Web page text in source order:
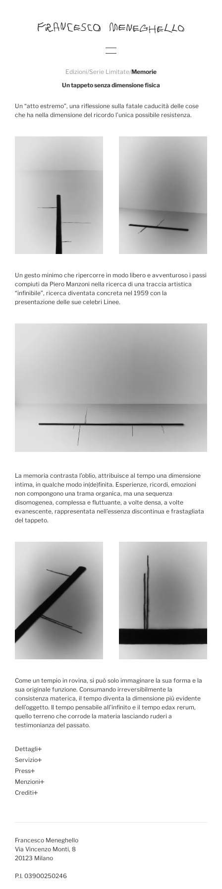
Un tappeto senza dimensione fisica
Edizioni/Serie Limitate/Memorie
Un “atto estremo”, una riflessione sulla fatale caducità delle cose
che ha nella dimensione del ricordo l’unica possibile resistenza.
Un gesto minimo che ripercorre in modo libero e avventuroso i passi
compiuti da Piero Manzoni nella ricerca di una traccia artistica
“infinibile”, ricerca diventata concreta nel 1959 con la
presentazione delle sue celebri Linee.
La memoria contrasta l’oblio, attribuisce al tempo una dimensione
intima, in qualche modo in(de)finita. Esperienze, ricordi, emozioni
non compongono una trama organica, ma una sequenza
disomogenea, complessa e fluttuante, a volte densa, a volte
evanescente, rappresentata nell’essenza discontinua e frastagliata
del tappeto.
Come un tempio in rovina, si può solo immaginare la sua forma e la
sua originale funzione. Consumando irreversibilmente la
consistenza materica, il tempo diventa la dimensione più evidente
dell’oggetto. Il tempo pensabile all’infinito e il tempo edax rerum,
quello terreno che corrode la materia lasciando ruderi a
testimonianza del passato.
Dettagli
Servizio
Press
Menzioni
Crediti
Francesco Meneghello
Via Vincenzo Monti, 8
20123 Milano
P.I. 03900250246